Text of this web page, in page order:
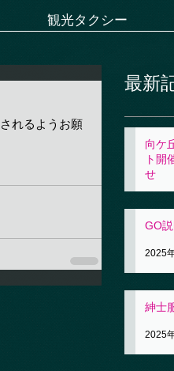
観光タクシー
れるようお願
最新
向ケ
ト開
せ
GO
2025
紳士
2025